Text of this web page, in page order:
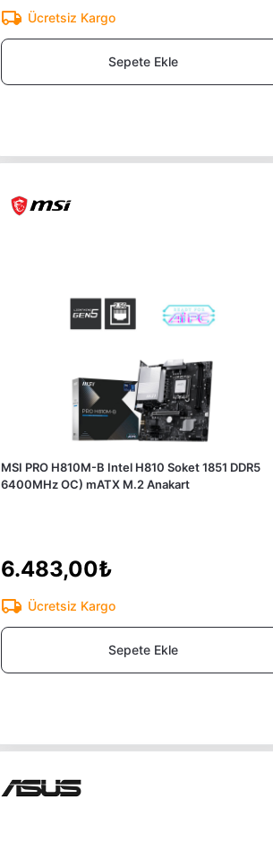
Ücretsiz Kargo
Sepete Ekle
MSI PRO H810M-B Intel H810 Soket 1851 DDR5
6400MHz OC) mATX M.2 Anakart
6.483,00₺
Ücretsiz Kargo
Sepete Ekle